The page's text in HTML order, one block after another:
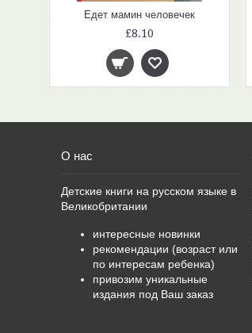
Едет мамин человечек
£8.10
О нас
Детские книги на русском языке в
Великобритании
интересные новинки
рекомендации (возраст или
по интересам ребенка)
привозим уникальные
издания под Ваш заказ